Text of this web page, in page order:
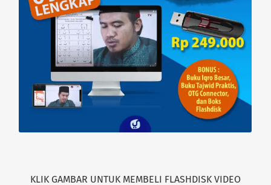
KLIK GAMBAR UNTUK MEMBELI FLASHDISK VIDEO